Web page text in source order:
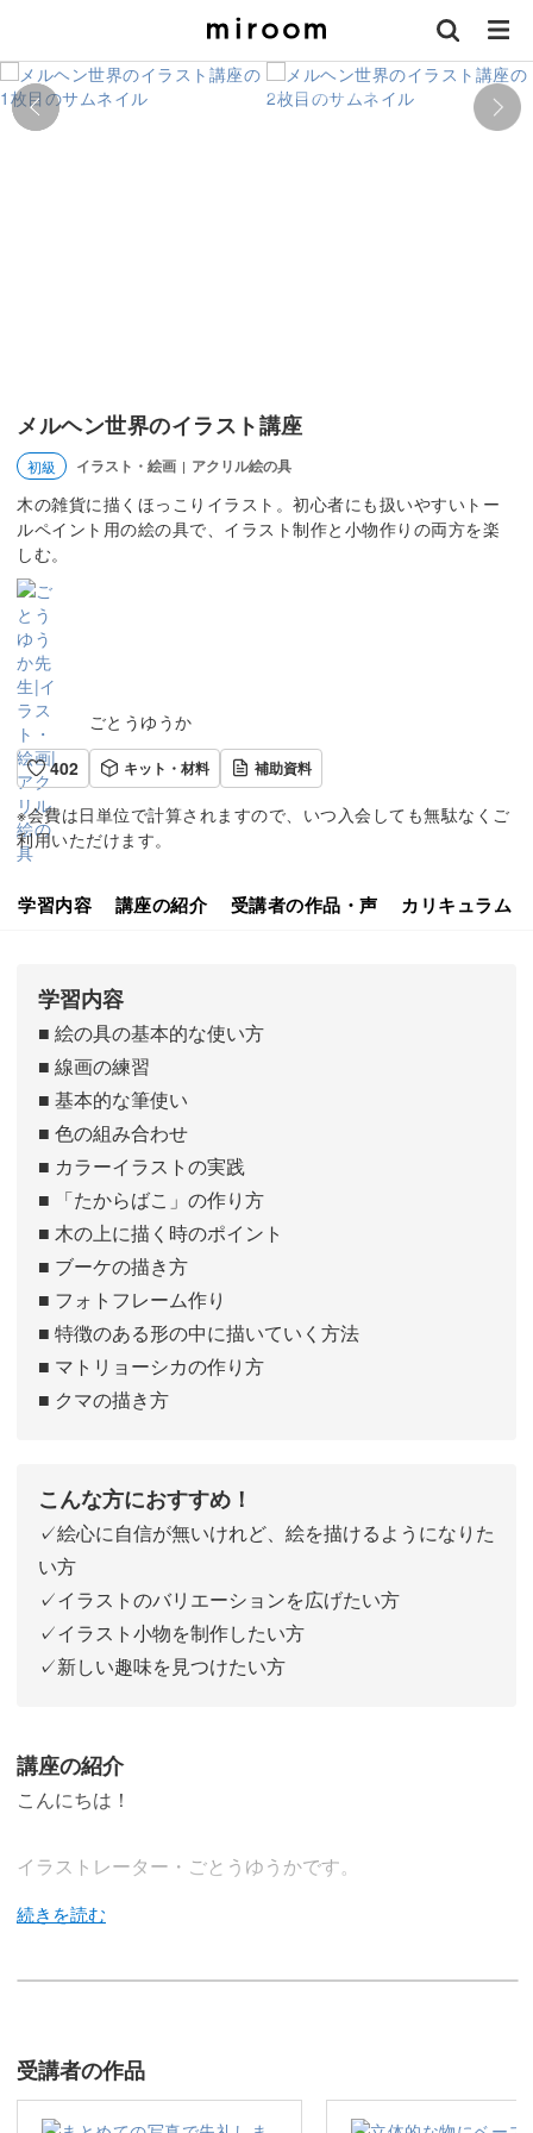
メルヘン世界のイラスト講座
初級 イラスト・絵画 | アクリル絵の具
木の雑貨に描くほっこりイラスト。初心者にも扱いやすいトー
ルペイント用の絵の具で、イラスト制作と小物作りの両方を楽
しむ。
ごとうゆうか
402
キット・材料 補助資料
※会費は日単位で計算されますので、いつ入会しても無駄なくご
利用いただけます。
学習内容 講座の紹介 受講者の作品・声 カリキュラム
学習内容
■ 絵の具の基本的な使い方
■ 線画の練習
■ 基本的な筆使い
■ 色の組み合わせ
■ カラーイラストの実践
■ 「たからばこ」の作り方
■ 木の上に描く時のポイント
■ ブーケの描き方
■ フォトフレーム作り
■ 特徴のある形の中に描いていく方法
■ マトリョーシカの作り方
■ クマの描き方
こんな方におすすめ！
✓絵心に自信が無いけれど、絵を描けるようになりた
い方
✓イラストのバリエーションを広げたい方
✓イラスト小物を制作したい方
✓新しい趣味を見つけたい方
講座の紹介
こんにちは！
イラストレーター・ごとうゆうかです。
どうぶつや植物などをモチーフにしたゆったりと可愛らし
品も好評いただいています。
受講者の作品